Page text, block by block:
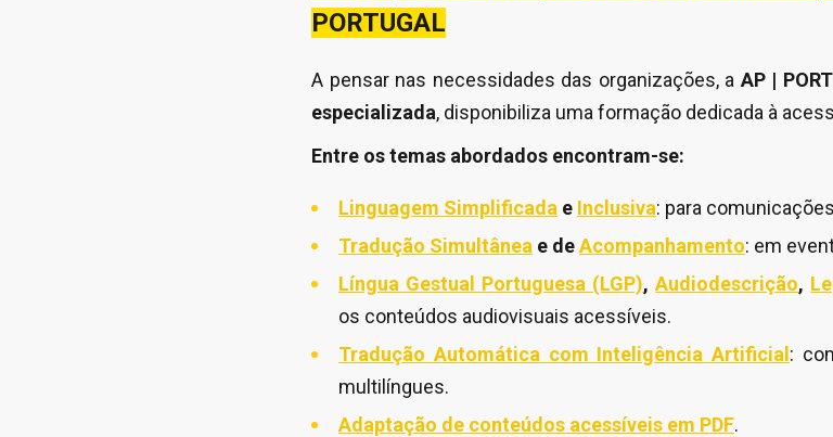
PORTUGAL
A pensar nas necessidades das organizações, a AP |
especializada, disponibiliza uma formação dedicada à
Entre os temas abordados encontram-se:
Linguagem Simplificada e Inclusiva: para
Tradução Simultânea e deAcompanhamento: em
Língua Gestual Portuguesa (LGP),Audiodescrição,
os conteúdos audiovisuais acessíveis.
Tradução Automática com Inteligência Artificial :
multilíngues.
Adaptação de conteúdos acessíveis em PDF.